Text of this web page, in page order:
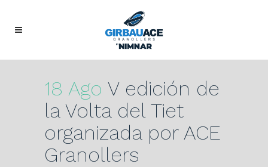
18 Ago V edición de
la Volta del Tiet
organizada por ACE
Granollers